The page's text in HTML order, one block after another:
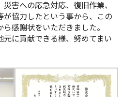
害への応急対応、復旧作業、
協力したという事から、この
感謝状をいただきました。
元に貢献できる様、努めてまい